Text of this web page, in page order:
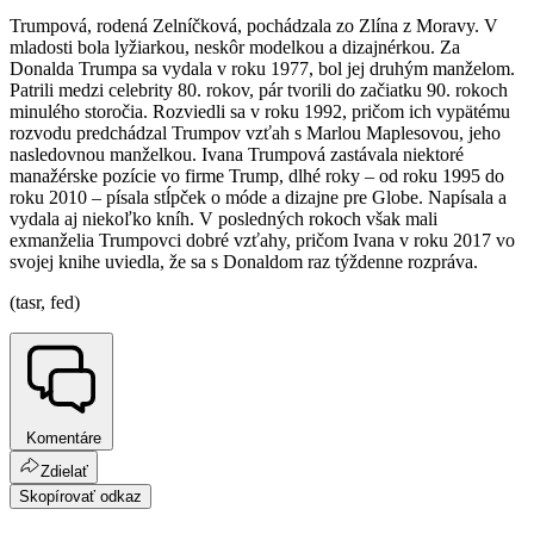
Trumpová, rodená Zelníčková, pochádzala zo Zlína z Moravy. V
mladosti bola lyžiarkou, neskôr modelkou a dizajnérkou. Za
Donalda Trumpa sa vydala v roku 1977, bol jej druhým manželom.
Patrili medzi celebrity 80. rokov, pár tvorili do začiatku 90. rokoch
minulého storočia. Rozviedli sa v roku 1992, pričom ich vypätému
rozvodu predchádzal Trumpov vzťah s Marlou Maplesovou, jeho
nasledovnou manželkou. Ivana Trumpová zastávala niektoré
manažérske pozície vo firme Trump, dlhé roky – od roku 1995 do
roku 2010 – písala stĺpček o móde a dizajne pre Globe. Napísala a
vydala aj niekoľko kníh. V posledných rokoch však mali
exmanželia Trumpovci dobré vzťahy, pričom Ivana v roku 2017 vo
svojej knihe uviedla, že sa s Donaldom raz týždenne rozpráva.
(tasr, fed)
Komentáre
Zdielať
Skopírovať odkaz